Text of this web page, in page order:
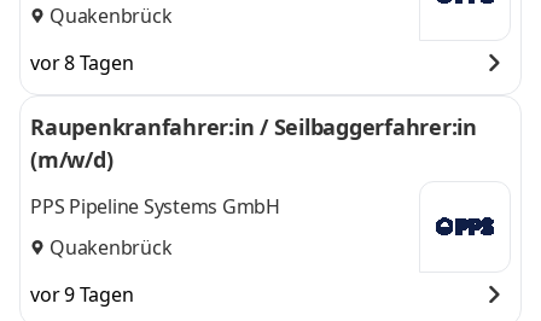
Quakenbrück
vor 8 Tagen
Raupenkranfahrer:in / Seilbaggerfahrer:in
(m/w/d)
PPS Pipeline Systems GmbH
Quakenbrück
vor 9 Tagen